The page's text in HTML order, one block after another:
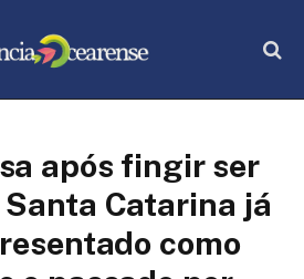
após fingir ser
Catarina já
como